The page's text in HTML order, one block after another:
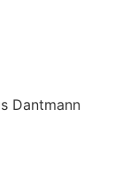
Dantmann